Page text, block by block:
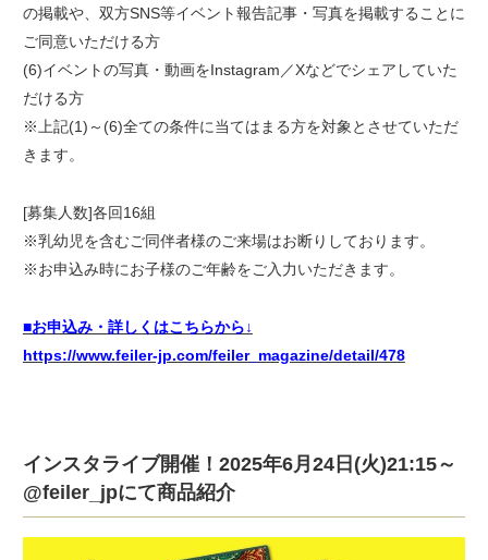
の掲載や、双方SNS等イベント報告記事・写真を掲載することに
ご同意いただける方
(6)イベントの写真・動画をInstagram／Xなどでシェアしていた
だける方
※上記(1)～(6)全ての条件に当てはまる方を対象とさせていただ
きます。
[募集人数]各回16組
※乳幼児を含むご同伴者様のご来場はお断りしております。
※お申込み時にお子様のご年齢をご入力いただきます。
■お申込み・詳しくはこちらから↓
https://www.feiler-jp.com/feiler_magazine/detail/478
インスタライブ開催！2025年6月24日(火)21:15～
@feiler_jpにて商品紹介